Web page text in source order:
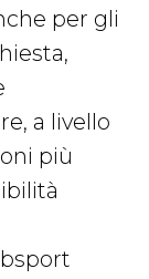
per gli
a livello
più